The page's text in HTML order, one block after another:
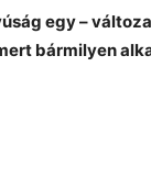
egy –
bármilyen